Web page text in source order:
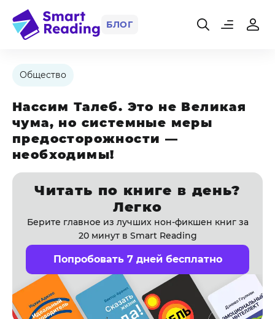
БЛОГ
Общество
Нассим Талеб. Это не Великая
чума, но системные меры
предосторожности —
необходимы!
Читать по книге в день?
Легко
Берите главное из лучших нон-фикшен книг за
20 минут в Smart Reading
Попробовать 7 дней бесплатно